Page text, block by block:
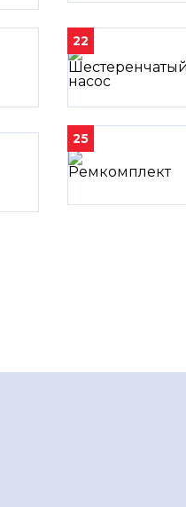
22
25